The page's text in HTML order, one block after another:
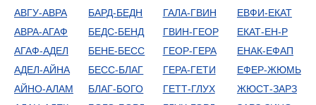
АВГУ-АВРА
АВРА-АГАФ
АГАФ-АДЕЛ
АДЕЛ-АЙНА
АЙНО-АЛАМ
БАРД-БЕДН
БЕДС-БЕНД
БЕНЕ-БЕСС
БЕСС-БЛАГ
БЛАГ-БОГО
ГАЛА-ГВИН
ГВИН-ГЕОР
ГЕОР-ГЕРА
ГЕРА-ГЕТИ
ГЕТТ-ГЛУХ
ЕВФИ-ЕКАТ
ЕКАТ-ЕН-Р
ЕНАК-ЕФАП
ЕФЕР-ЖЮМЬ
ЖЮСТ-ЗАРЗ